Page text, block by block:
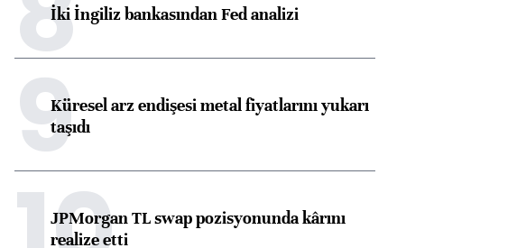
İki İngiliz bankasından Fed analizi
9Küresel arz endişesi metal fiyatlarını yukarı
taşıdı
JPMorgan TL swap pozisyonunda kârını
realize etti